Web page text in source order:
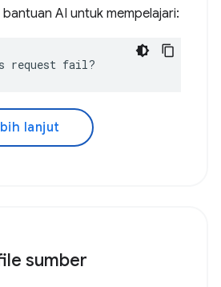
AI untuk mempelajari:
request fail?
lanjut
sumber